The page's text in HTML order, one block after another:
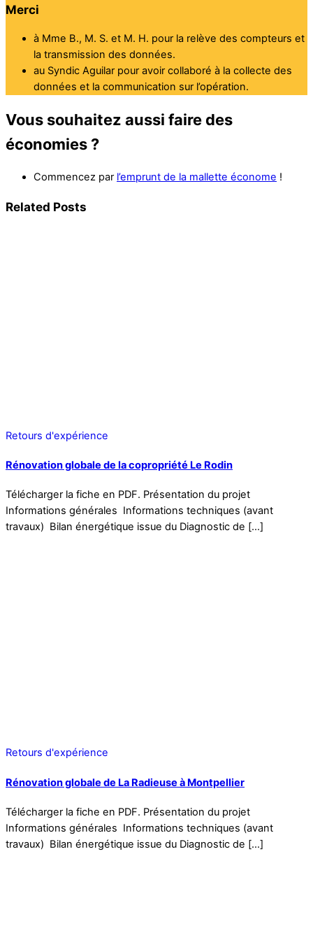
Merci
à Mme B., M. S. et M. H. pour la relève des compteurs et
la transmission des données.
au Syndic Aguilar pour avoir collaboré à la collecte des
données et la communication sur l’opération.
Vous souhaitez aussi faire des
économies ?
Commencez par l’emprunt de la mallette économe !
Related Posts
Retours d'expérience
Rénovation globale de la copropriété Le Rodin
Télécharger la fiche en PDF. Présentation du projet
Informations générales Informations techniques (avant
travaux) Bilan énergétique issue du Diagnostic de […]
Retours d'expérience
Rénovation globale de La Radieuse à Montpellier
Télécharger la fiche en PDF. Présentation du projet
Informations générales Informations techniques (avant
travaux) Bilan énergétique issue du Diagnostic de […]